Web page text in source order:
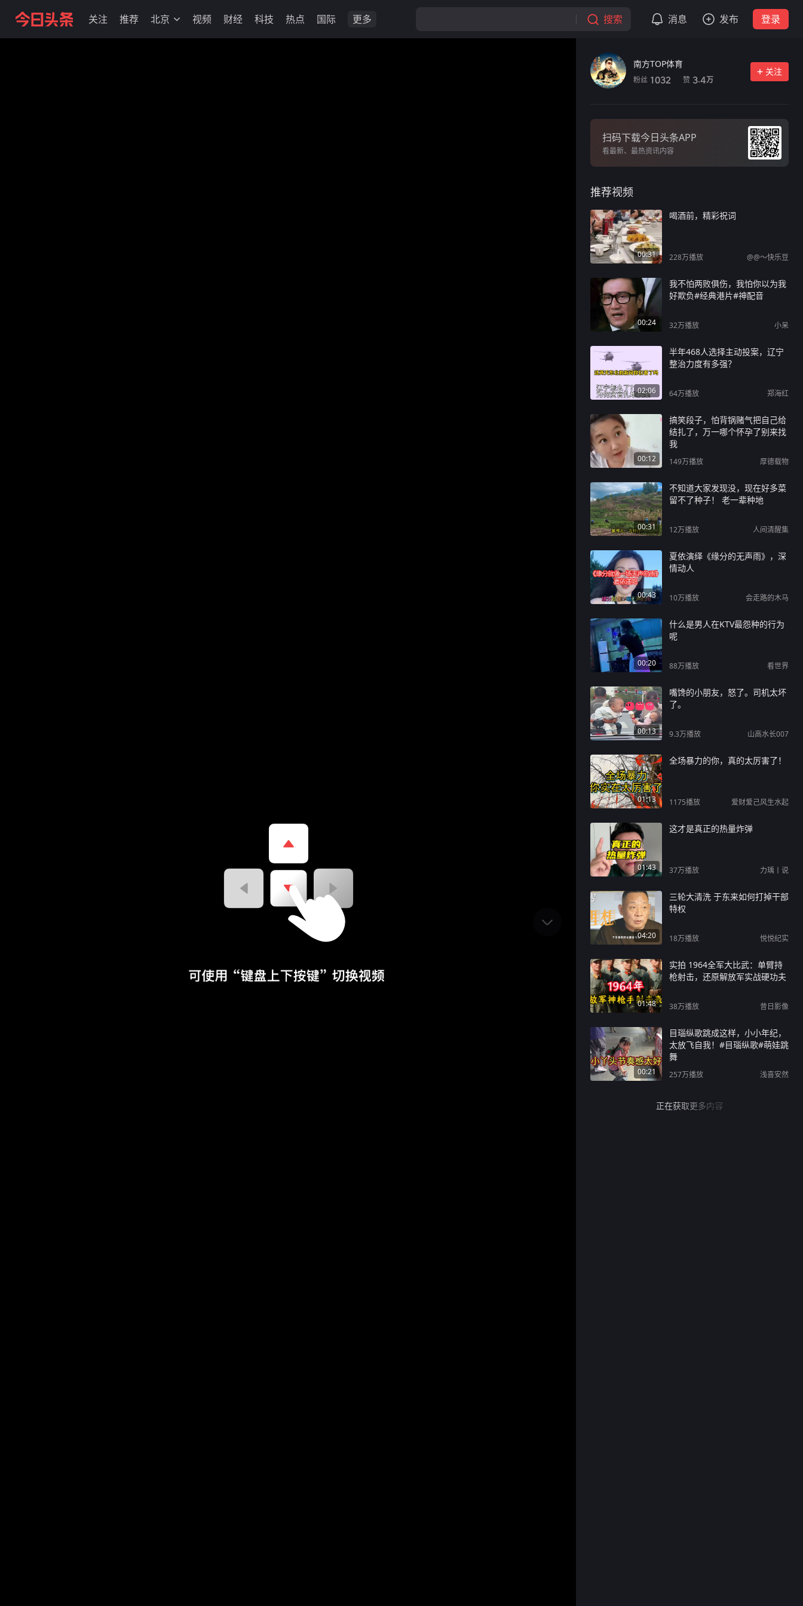
关注 推荐 北京 视频 财经 科技 热点 国际 更多 搜索 消息 发布 登录
南方TOP体育
粉丝 1032 赞 3.4万
关注
扫码下载今日头条APP
看最新、最热资讯内容
推荐视频
00:31
喝酒前，精彩祝词
228万播放 @@～快乐豆
00:24
我不怕两败俱伤，我怕你以为我
好欺负#经典港片#神配音
32万播放 小呆
02:06
半年468人选择主动投案，辽宁
整治力度有多强？
64万播放 郑海红
00:12
搞笑段子，怕背锅赌气把自己给
结扎了，万一哪个怀孕了别来找
我
149万播放 厚德载物
00:31
不知道大家发现没，现在好多菜
留不了种子！ 老一辈种地
12万播放 人间清醒集
00:43
夏依演绎《缘分的无声雨》，深
情动人
10万播放 会走路的木马
00:20
什么是男人在KTV最怨种的行为
呢
88万播放 看世界
00:13
嘴馋的小朋友，怒了。司机太坏
了。
9.3万播放 山高水长007
01:13
全场暴力的你，真的太厉害了！
1175播放 爱财爱己风生水起
01:43
这才是真正的热量炸弹
37万播放 力瑀丨说
04:20
三轮大清洗 于东来如何打掉干部
特权
18万播放 悦悦纪实
01:48
实拍 1964全军大比武：单臂持
枪射击，还原解放军实战硬功夫
38万播放 昔日影像
00:21
目瑙纵歌跳成这样，小小年纪，
太放飞自我！#目瑙纵歌#萌娃跳
舞
257万播放 浅喜安然
正在获取更多内容